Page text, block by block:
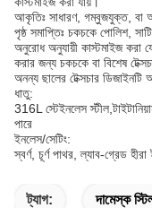
আকৃতিঃ সাধারণ, গম্বুজযুক্ত, বা
পৃষ্ঠ সমাপ্তিঃ চকচকে পোলিশ,
অনুরোধ অনুযায়ী কাস্টমাইজ করা
করার জন্য চকচকে বা বিশেষ
অনন্য ছালের টেক্সচার ডিজাইনটি
ধাতু:
316L স্টেইনলেস
পারে
ইনলেস/সেটিং:
স্বর্ণ, চূর্ণ পাথর, ল্যাব-গ্রেড
ট্যাগ: দামেস্ক